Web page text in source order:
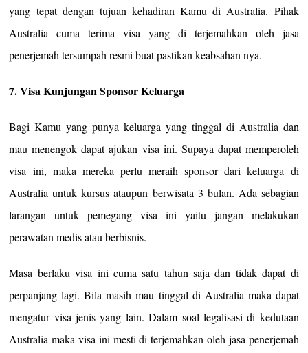
yang tepat dengan tujuan kehadiran Kamu di Australia. Pihak
Australia cuma terima visa yang di terjemahkan oleh jasa
penerjemah tersumpah resmi buat pastikan keabsahan nya.
7. Visa Kunjungan Sponsor Keluarga
Bagi Kamu yang punya keluarga yang tinggal di Australia dan
mau menengok dapat ajukan visa ini. Supaya dapat memperoleh
visa ini, maka mereka perlu meraih sponsor dari keluarga di
Australia untuk kursus ataupun berwisata 3 bulan. Ada sebagian
larangan untuk pemegang visa ini yaitu jangan melakukan
perawatan medis atau berbisnis.
Masa berlaku visa ini cuma satu tahun saja dan tidak dapat di
perpanjang lagi. Bila masih mau tinggal di Australia maka dapat
mengatur visa jenis yang lain. Dalam soal legalisasi di kedutaan
Australia maka visa ini mesti di terjemahkan oleh jasa penerjemah